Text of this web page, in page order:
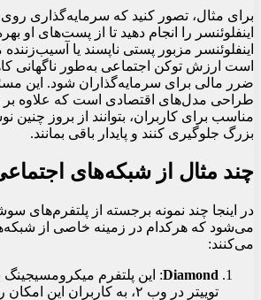
برای مثال، تصور کنید که سرمایه‌گذاری
اینفلوئنسر را انجام دهید تا از پست‌های او
اینفلوئنسر مزبور پستی ناپسند یا
است ارزش توکن اجتماعی به‌طور ناگهانی
ضرر مالی برای سرمایه‌گذاران شود. این
طراحی مدل‌های اقتصادی است که علاوه بر
مناسب برای کاربران، بتوانند از بروز
بزرگ جلوگیری کنند و پایدار باقی بمانند.
چند مثال از شبکه‌های
در اینجا چند نمونه برجسته از پلتفرم‌های
می‌شود که هرکدام در زمینه خاصی از
می‌کنند:
Diamond
توییتر در وب ۲، به کاربران